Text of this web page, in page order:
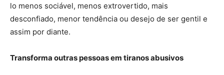
lo menos sociável, menos extrovertido, mais
desconfiado, menor tendência ou desejo de ser gentil e
assim por diante.
Transforma outras pessoas em tiranos abusivos